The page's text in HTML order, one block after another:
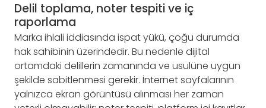
Delil toplama, noter tespiti ve iç
raporlama
Marka ihlali iddiasında ispat yükü, çoğu durumda
hak sahibinin üzerindedir. Bu nedenle dijital
ortamdaki delillerin zamanında ve usulüne uygun
şekilde sabitlenmesi gerekir. İnternet sayfalarının
yalnızca ekran görüntüsü alınması her zaman